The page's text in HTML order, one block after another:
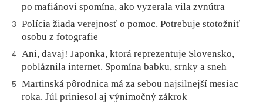
po mafiánovi spomína, ako vyzerala vila zvnútra
3
Polícia žiada verejnosť o pomoc. Potrebuje stotožniť
osobu z fotografie
4
Ani, davaj! Japonka, ktorá reprezentuje Slovensko,
pobláznila internet. Spomína babku, srnky a sneh
5
Martinská pôrodnica má za sebou najsilnejší mesiac
roka. Júl priniesol aj výnimočný zákrok